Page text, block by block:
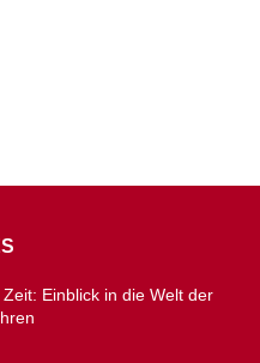
Einblick in die Welt der